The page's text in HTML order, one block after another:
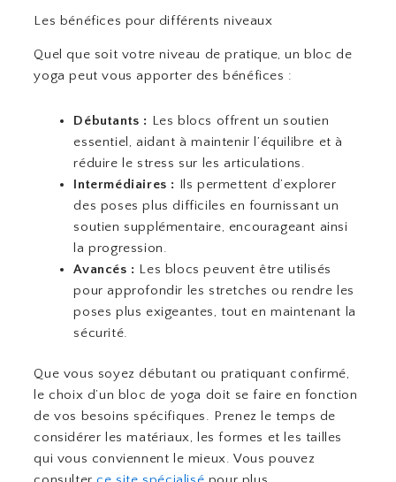
Les bénéfices pour différents niveaux
Quel que soit votre niveau de pratique, un bloc de
yoga peut vous apporter des bénéfices :
Débutants : Les blocs offrent un soutien
essentiel, aidant à maintenir l’équilibre et à
réduire le stress sur les articulations.
Intermédiaires : Ils permettent d’explorer
des poses plus difficiles en fournissant un
soutien supplémentaire, encourageant ainsi
la progression.
Avancés : Les blocs peuvent être utilisés
pour approfondir les stretches ou rendre les
poses plus exigeantes, tout en maintenant la
sécurité.
Que vous soyez débutant ou pratiquant confirmé,
le choix d’un bloc de yoga doit se faire en fonction
de vos besoins spécifiques. Prenez le temps de
considérer les matériaux, les formes et les tailles
qui vous conviennent le mieux. Vous pouvez